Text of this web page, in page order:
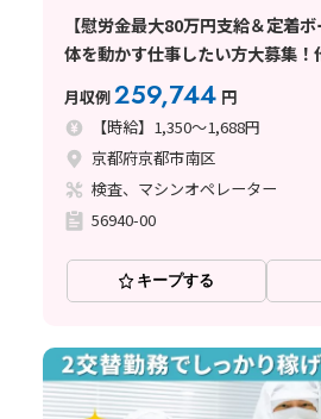
【慰労金最大80万円支給＆定着
体を動かす仕事したい方大募集！
月収例259,744 円
【時給】1,350～1,688円
京都府京都市南区
検査、マシンオペレーター
56940-00
キープする